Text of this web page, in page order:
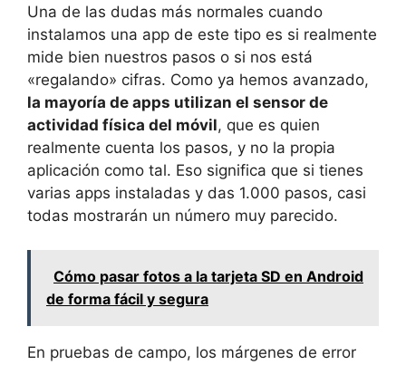
Una de las dudas más normales cuando
instalamos una app de este tipo es si realmente
mide bien nuestros pasos o si nos está
«regalando» cifras. Como ya hemos avanzado,
la mayoría de apps utilizan el sensor de
actividad física del móvil, que es quien
realmente cuenta los pasos, y no la propia
aplicación como tal. Eso significa que si tienes
varias apps instaladas y das 1.000 pasos, casi
todas mostrarán un número muy parecido.
Cómo pasar fotos a la tarjeta SD en Android
de forma fácil y segura
En pruebas de campo, los márgenes de error